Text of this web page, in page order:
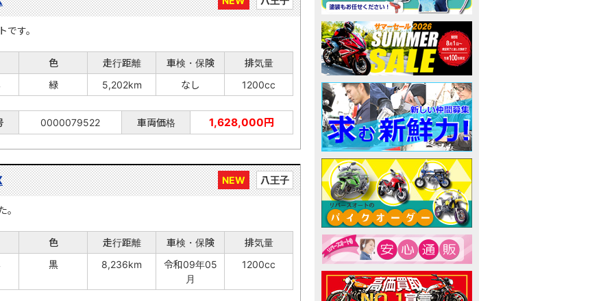
す。
色 走行距離 車検・保険
排気量
緑 5,202km なし 1200cc
0000079522 車両価格 1,628,000円
NEW 八王子
。
色 走行距離 車検・保険
排気量
黒 8,236km
令和09年05
月
1200cc